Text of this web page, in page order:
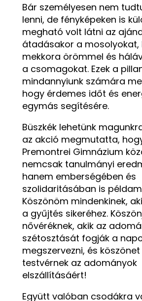
Bár személyesen nem
lenni, de fényképeken is
megható volt látni az
átadásakor a mosolyokat,
mekkora örömmel és
a csomagokat. Ezek a
mindannyiunk számára
hogy érdemes időt és
egymás segítésére.
Büszkék lehetünk
az akció megmutatta,
Premontrei Gimnázium
nemcsak tanulmányi
hanem emberségében és
szolidaritásában is
Köszönöm mindenkinek,
a gyűjtés sikeréhez.
nővéréknek, akik az
szétosztását fogják a
megszervezni, és köszönet
testvérnek az adományok
elszállításáért!
Együtt valóban csodákra